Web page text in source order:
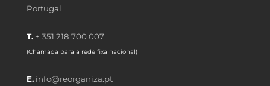
Portugal
T. + 351 218 700 007
(Chamada para a rede fixa nacional)
E. info@reorganiza.pt